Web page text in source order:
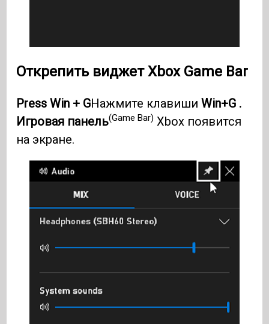
Открепить виджет Xbox Game Bar
Press Win + GНажмите клавишиWin+G .
Игровая панель(Game Bar) Xbox появится
на экране.